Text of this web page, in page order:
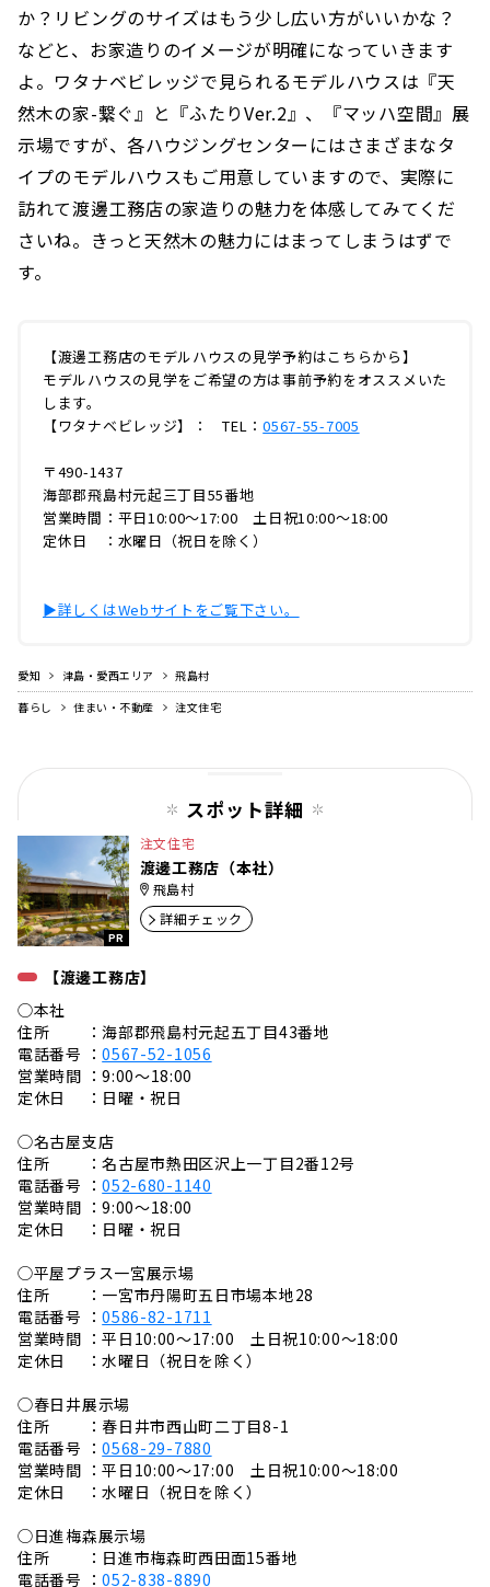
か？リビングのサイズはもう少し広い方がいいかな？
などと、お家造りのイメージが明確になっていきます
よ。ワタナベビレッジで見られるモデルハウスは『天
然木の家-繋ぐ』と『ふたりVer.2』、『マッハ空間』展
示場ですが、各ハウジングセンターにはさまざまなタ
イプのモデルハウスもご用意していますので、実際に
訪れて渡邊工務店の家造りの魅力を体感してみてくだ
さいね。きっと天然木の魅力にはまってしまうはずで
す。
【渡邊工務店のモデルハウスの見学予約はこちらから】
モデルハウスの見学をご希望の方は事前予約をオススメいた
します。
【ワタナベビレッジ】： TEL：0567-55-7005
〒490-1437
海部郡飛島村元起三丁目55番地
営業時間：平日10:00〜17:00 土日祝10:00〜18:00
定休日 ：水曜日（祝日を除く）
▶︎詳しくはWebサイトをご覧下さい。
愛知 津島・愛西エリア
飛島村
暮らし
住まい・不動産 注文住宅
スポット詳細
PR
注文住宅
渡邊工務店（本社）
飛島村
詳細チェック
【渡邊工務店】
◯本社
住所 ：海部郡飛島村元起五丁目43番地
電話番号 ：0567-52-1056
営業時間 ：9:00〜18:00
定休日 ：日曜・祝日
◯名古屋支店
住所 ：名古屋市熱田区沢上一丁目2番12号
電話番号 ：052-680-1140
営業時間 ：9:00〜18:00
定休日 ：日曜・祝日
◯平屋プラス一宮展示場
住所 ：一宮市丹陽町五日市場本地28
電話番号 ：0586-82-1711
営業時間 ：平日10:00～17:00 土日祝10:00～18:00
定休日 ：水曜日（祝日を除く）
◯春日井展示場
住所 ：春日井市西山町二丁目8-1
電話番号 ：0568-29-7880
営業時間 ：平日10:00～17:00 土日祝10:00～18:00
定休日 ：水曜日（祝日を除く）
◯日進梅森展示場
住所 ：日進市梅森町西田面15番地
電話番号 ：052-838-8890